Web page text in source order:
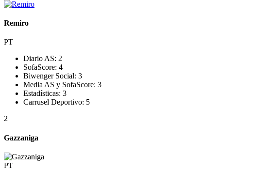
Remiro
PT
Diario AS: 2
SofaScore: 4
Biwenger Social: 3
Media AS y SofaScore: 3
Estadísticas: 3
Carrusel Deportivo: 5
2
Gazzaniga
PT